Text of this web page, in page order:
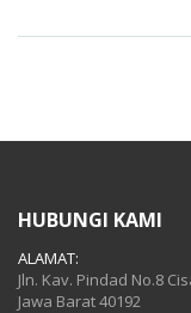
HUBUNGI KAMI
ALAMAT:
Jln. Kav. Pindad No.8
Jawa Barat 40192